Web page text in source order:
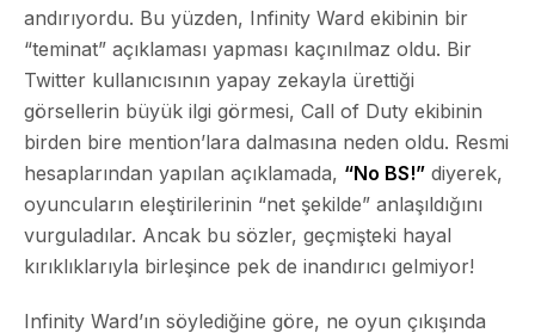
andırıyordu. Bu yüzden, Infinity Ward ekibinin bir
“teminat” açıklaması yapması kaçınılmaz oldu. Bir
Twitter kullanıcısının yapay zekayla ürettiği
görsellerin büyük ilgi görmesi, Call of Duty ekibinin
birden bire mention’lara dalmasına neden oldu. Resmi
hesaplarından yapılan açıklamada, “No BS!” diyerek,
oyuncuların eleştirilerinin “net şekilde” anlaşıldığını
vurguladılar. Ancak bu sözler, geçmişteki hayal
kırıklıklarıyla birleşince pek de inandırıcı gelmiyor!
Infinity Ward’ın söylediğine göre, ne oyun çıkışında